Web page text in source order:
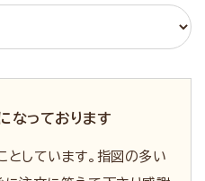
なっております
としています。指図の多い